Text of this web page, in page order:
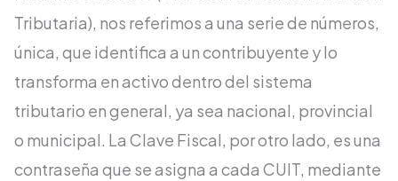
Tributaria), nos referimos a una serie de números,
única, que identifica a un contribuyente y lo
transforma en activo dentro del sistema
tributario en general, ya sea nacional, provincial
o municipal. La Clave Fiscal, por otro lado, es una
contraseña que se asigna a cada CUIT, mediante